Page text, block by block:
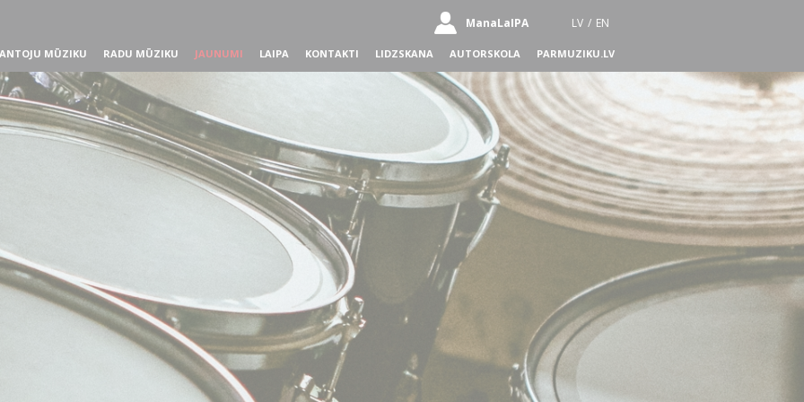
ManaLaIPA LV / EN
MŪZIKU RADU MŪZIKU JAUNUMI LAIPA KONTAKTI LIDZSKANA AUTORSKOLA PARMUZIKU.LV